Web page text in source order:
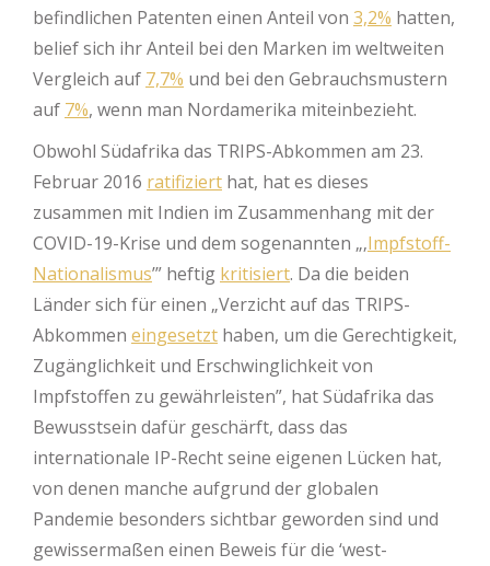
befindlichen Patenten einen Anteil von 3,2% hatten,
belief sich ihr Anteil bei den Marken im weltweiten
Vergleich auf 7,7% und bei den Gebrauchsmustern
auf 7%, wenn man Nordamerika miteinbezieht.
Obwohl Südafrika das TRIPS-Abkommen am 23.
Februar 2016 ratifiziert hat, hat es dieses
zusammen mit Indien im Zusammenhang mit der
COVID-19-Krise und dem sogenannten „‚Impfstoff-
Nationalismus’” heftig kritisiert. Da die beiden
Länder sich für einen „Verzicht auf das TRIPS-
Abkommen eingesetzt haben, um die Gerechtigkeit,
Zugänglichkeit und Erschwinglichkeit von
Impfstoffen zu gewährleisten”, hat Südafrika das
Bewusstsein dafür geschärft, dass das
internationale IP-Recht seine eigenen Lücken hat,
von denen manche aufgrund der globalen
Pandemie besonders sichtbar geworden sind und
gewissermaßen einen Beweis für die ‘west-